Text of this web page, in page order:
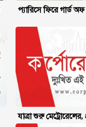
প্যারিসে ফিরে গার্ড
যাত্রা শুরু মেট্রোরেলের,